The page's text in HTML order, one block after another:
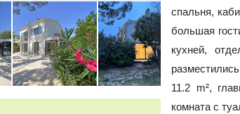
спальня,
большая
кухней,
11.2 m²,
комната с